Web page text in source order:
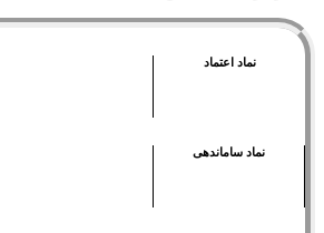
نماد اعتماد
نماد ساماندهی